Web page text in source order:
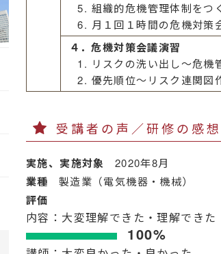
組織的危機管理体制をつ
月１回１時間の危機対策
４．危機対策会議演習
リスクの洗い出し～危機
優先順位～リスク連関図
受講者の声／研修の感
実施、実施対象 2020年8月
業種 製造業（電気機器・機械）
評価
内容：大変理解できた・理解できた
100%